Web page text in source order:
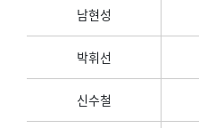
남현성
박휘선
신수철